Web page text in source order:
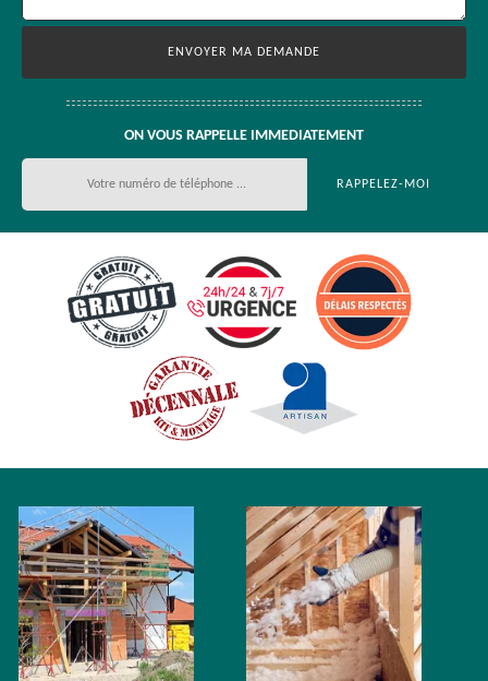
ON VOUS RAPPELLE IMMEDIATEMENT